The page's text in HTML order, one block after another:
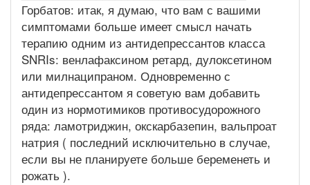
Горбатов: итак, я думаю, что вам с вашими
симптомами больше имеет смысл начать
терапию одним из антидепрессантов класса
SNRIs: венлафаксином ретард, дулоксетином
или милнаципраном. Одновременно с
антидепрессантом я советую вам добавить
один из нормотимиков противосудорожного
ряда: ламотриджин, окскарбазепин, вальпроат
натрия ( последний исключительно в случае,
если вы не планируете больше беременеть и
рожать ).